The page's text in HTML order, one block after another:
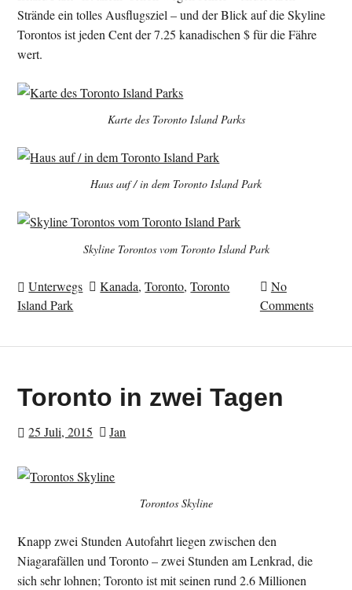
Strände ein tolles Ausflugsziel – und der Blick auf die Skyline
Torontos ist jeden Cent der 7.25 kanadischen $ für die Fähre
wert.
Karte des Toronto Island Parks
Haus auf / in dem Toronto Island Park
Skyline Torontos vom Toronto Island Park
Unterwegs Kanada,Toronto,Toronto
Island Park
No
Comments
Toronto in zwei Tagen
25 Juli, 2015 Jan
Torontos Skyline
Knapp zwei Stunden Autofahrt liegen zwischen den
Niagarafällen und Toronto – zwei Stunden am Lenkrad, die
sich sehr lohnen; Toronto ist mit seinen rund 2.6 Millionen